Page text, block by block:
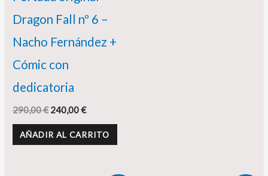
Dragon Fall nº 6 –
Nacho Fernández +
Cómic con
dedicatoria
290,00€ 240,00€
AÑADIR AL CARRITO